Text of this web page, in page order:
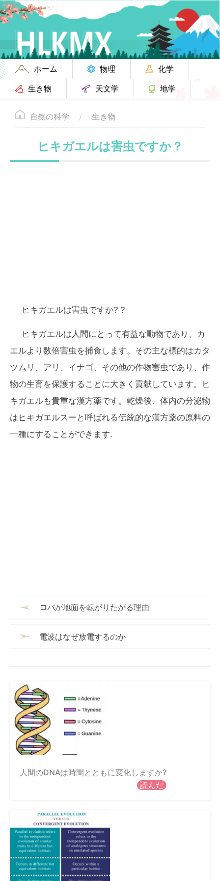
ホーム 物理
化学
生き物
天文学 地学
自然の科学 生き物
ヒキガエルは害虫ですか？
ヒキガエルは害虫ですか? ?
ヒキガエルは人間にとって有益な動物であり、カ
エルより数倍害虫を捕食します。その主な標的はカタ
ツムリ、アリ、イナゴ、その他の作物害虫であり、作
物の生育を保護することに大きく貢献しています。ヒ
キガエルも貴重な漢方薬です。乾燥後、体内の分泌物
はヒキガエルスーと呼ばれる伝統的な漢方薬の原料の
一種にすることができます.
ロバが地面を転がりたがる理由
電波はなぜ放電するのか
人間のDNAは時間とともに変化しますか?
読んだ